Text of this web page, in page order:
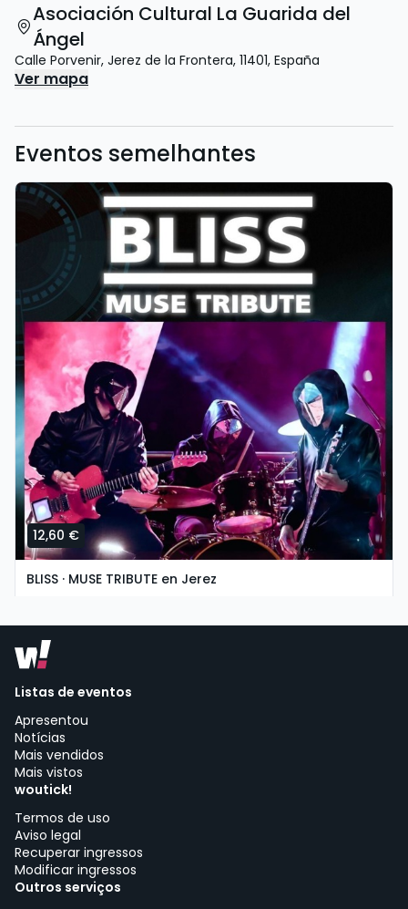
Asociación Cultural La Guarida del
Ángel
Calle Porvenir, Jerez de la Frontera, 11401, España
Ver mapa
Eventos semelhantes
12,60 €
BLISS · MUSE TRIBUTE en Jerez
Listas de eventos
Apresentou
Notícias
Mais vendidos
Mais vistos
woutick!
Termos de uso
Aviso legal
Recuperar ingressos
Modificar ingressos
Outros serviços